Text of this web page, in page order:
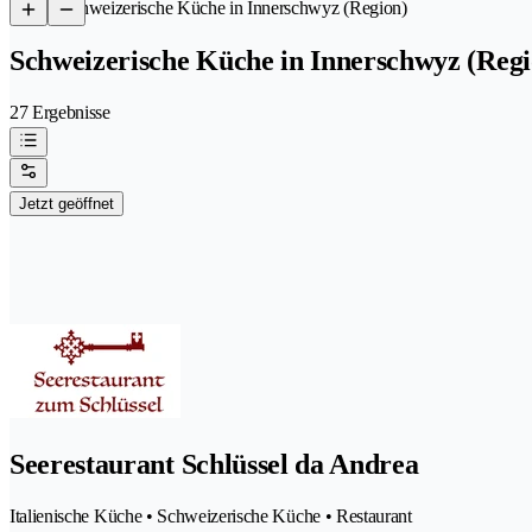
/Schweizerische Küche in Innerschwyz (Region)
Schweizerische Küche in Innerschwyz
27 Ergebnisse
Jetzt geöffnet
Seerestaurant Schlüssel da Andrea
Italienische Küche • Schweizerische Küche • Restaurant